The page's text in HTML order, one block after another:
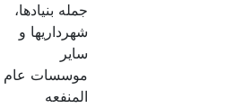
جمله بنیادها،
شهرداریها و
سایر
موسسات عام
المنفعه